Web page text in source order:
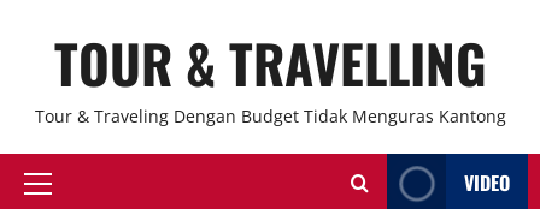
TOUR & TRAVELLING
Tour & Traveling Dengan Budget Tidak Menguras Kantong
Primary
VIDEO